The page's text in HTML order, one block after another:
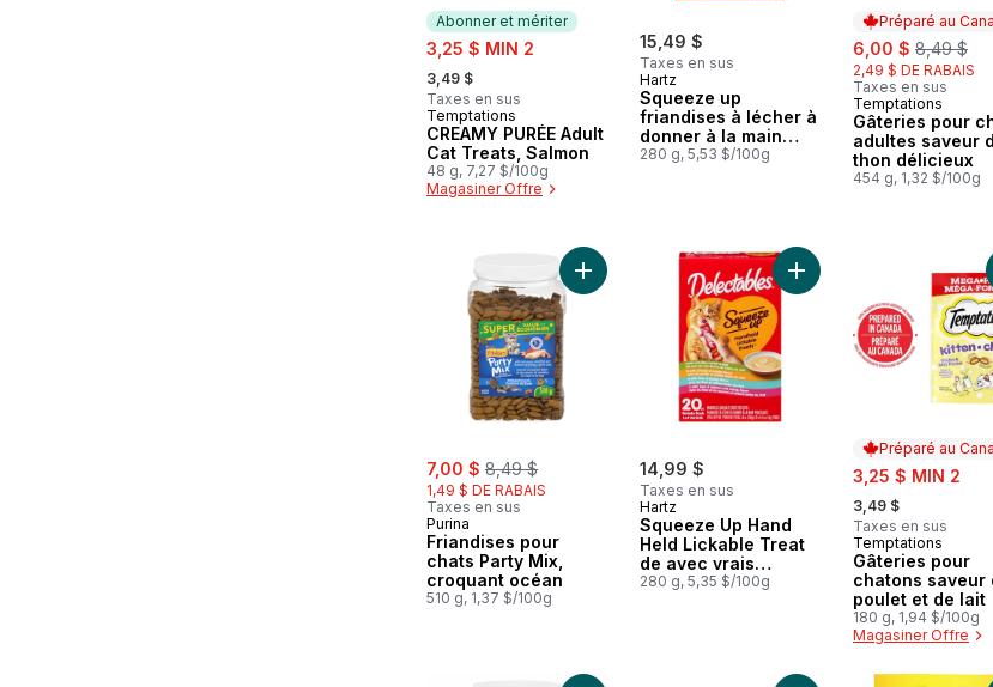
Abonner et mériter
sale:
3,25 $ MIN 2
, formerly:
3,49 $
Taxes en sus
Abonner et mériter
Temptations
CREAMY PURÉE Adult
Cat Treats, Salmon
48 g, 7,27 $/100g
Magasiner Offre
15,49 $
Taxes en sus
Hartz
Squeeze up
friandises à lécher à
donner à la main
pour chats recette
280 g, 5,53 $/100g
Préparé au
sale:
6,00 $ , formerly:
8,49 $
2,49 $ DE RABAIS
Taxes en sus
Préparé au
Temptations
Gâteries pour
adultes saveur
thon délicieux
454 g, 1,32 $/100g
sale:
7,00 $ , formerly:
8,49 $
1,49 $ DE RABAIS
Taxes en sus
Purina
Friandises pour
chats Party Mix,
croquant océan
510 g, 1,37 $/100g
Ajouter Friandises pour chats Party Mix, croquant
14,99 $
Taxes en sus
Hartz
Squeeze Up Hand
Held Lickable Treat
de avec vrais
flocons l herbe du
280 g, 5,35 $/100g
Ajouter Squeeze Up
Préparé au
sale:
3,25 $ MIN 2
, formerly:
3,49 $
Taxes en sus
Préparé au
Temptations
Gâteries pour
chatons saveur
poulet et de lait
180 g, 1,94 $/100g
Magasiner Offre